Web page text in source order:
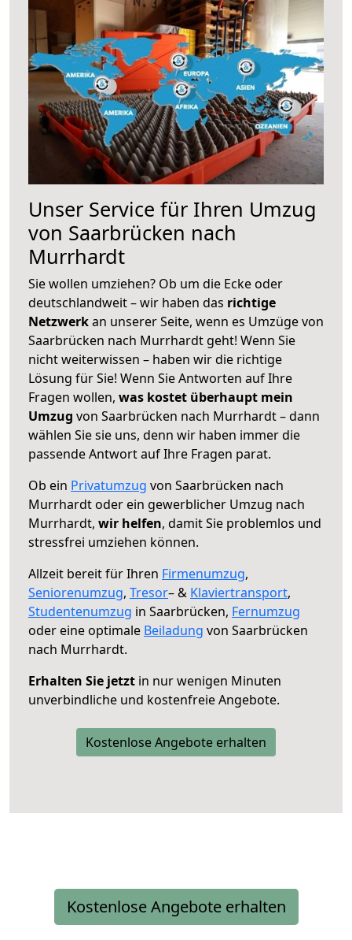
Unser Service für Ihren Umzug
von Saarbrücken nach
Murrhardt
Sie wollen umziehen? Ob um die Ecke oder
deutschlandweit – wir haben das richtige
Netzwerkan unserer Seite, wenn es Umzüge von
Saarbrücken nach Murrhardt geht! Wenn Sie
nicht weiterwissen – haben wir die richtige
Lösung für Sie! Wenn Sie Antworten auf Ihre
Fragen wollen, was kostet überhaupt mein
Umzug von Saarbrücken nach Murrhardt – dann
wählen Sie sie uns, denn wir haben immer die
passende Antwort auf Ihre Fragen parat.
Ob ein Privatumzug von Saarbrücken nach
Murrhardt oder ein gewerblicher Umzug nach
Murrhardt, wir helfen, damit Sie problemlos und
stressfrei umziehen können.
Allzeit bereit für Ihren Firmenumzug,
Seniorenumzug, Tresor– & Klaviertransport,
Studentenumzug in Saarbrücken, Fernumzug
oder eine optimale Beiladung von Saarbrücken
nach Murrhardt.
Erhalten Sie jetzt in nur wenigen Minuten
unverbindliche und kostenfreie Angebote.
Kostenlose Angebote erhalten
Kostenlose Angebote erhalten